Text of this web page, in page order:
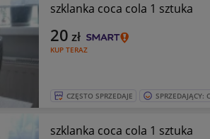
szklanka coca cola 1 sztuka
KUP TERAZ
20 zł
CZĘSTO SPRZEDAJE SPRZEDAJĄCY:
szklanka coca cola 1 sztuka